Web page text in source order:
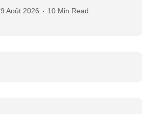
9 Août 2026 10 Min Read